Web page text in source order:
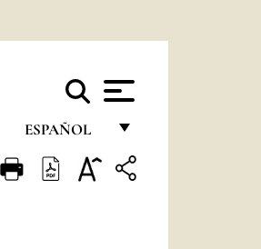
ESPAÑOL
FRANÇAIS